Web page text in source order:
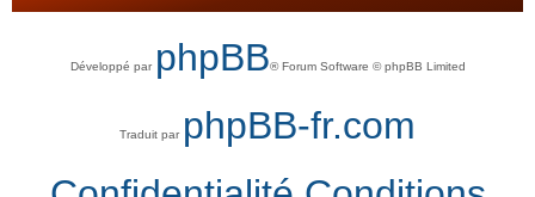
e
Développé par phpBB® Forum Software © phpBB Limited
Traduit par phpBB-fr.com